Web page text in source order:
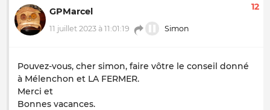
GPMarcel
11 juillet 2023 à 11:01:19 Simon
12
Pouvez-vous, cher simon, faire vôtre le conseil donné
à Mélenchon et LA FERMER.
Merci et
Bonnes vacances.